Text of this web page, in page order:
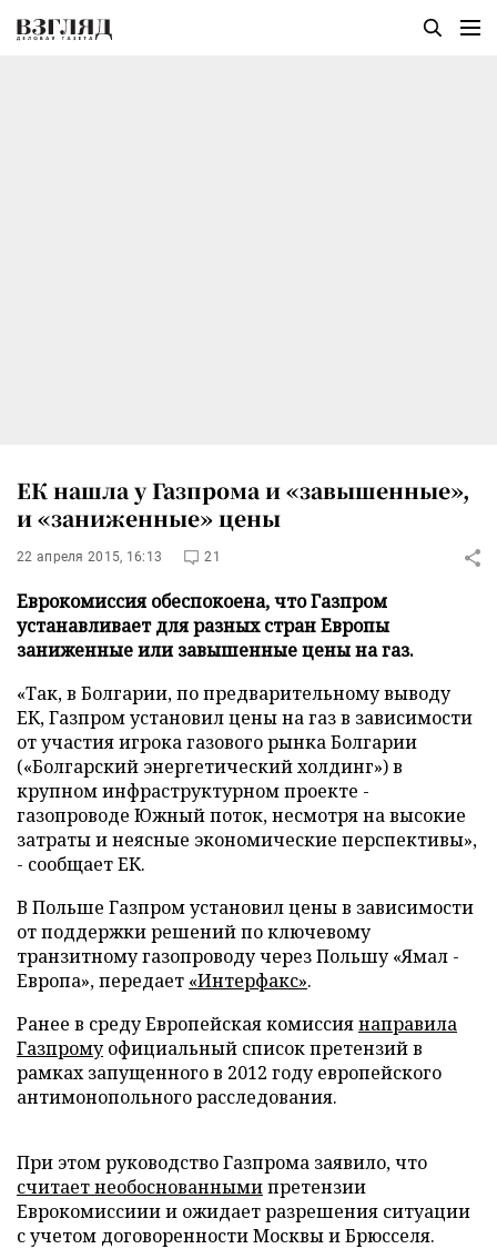
ЕК нашла у Газпрома и «завышенные»,
и «заниженные» цены
22 апреля 2015, 16:13 21
Еврокомиссия обеспокоена, что Газпром
устанавливает для разных стран Европы
заниженные или завышенные цены на газ.
«Так, в Болгарии, по предварительному выводу
ЕК, Газпром установил цены на газ в зависимости
от участия игрока газового рынка Болгарии
(«Болгарский энергетический холдинг») в
крупном инфраструктурном проекте -
газопроводе Южный поток, несмотря на высокие
затраты и неясные экономические перспективы»,
- сообщает ЕК.
В Польше Газпром установил цены в зависимости
от поддержки решений по ключевому
транзитному газопроводу через Польшу «Ямал -
Европа», передает «Интерфакс».
Ранее в среду Европейская комиссиянаправила
Газпромуофициальный список претензий в
рамках запущенного в 2012 году европейского
антимонопольного расследования.
При этом руководство Газпрома заявило, что
считает необоснованнымипретензии
Еврокомиссиии и ожидает разрешения ситуации
с учетом договоренности Москвы и Брюсселя.